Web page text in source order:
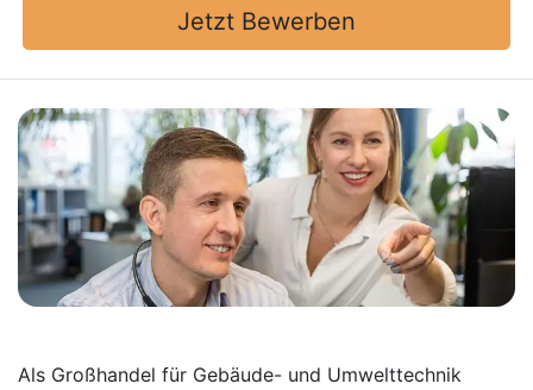
Jetzt Bewerben
Als Großhandel für Gebäude- und Umwelttechnik